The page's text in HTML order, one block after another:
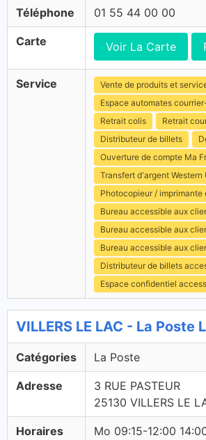
Téléphone 01 55 44 00 00
Carte Voir La Carte
Service
Vente de produits et
Espace automates
Retrait colis
Retrait
Distributeur de billets
Ouverture de compte Ma
Transfert d'argent Western
Photocopieur /
Bureau accessible aux
Bureau accessible aux
Bureau accessible aux
Distributeur de billets
Espace confidentiel
VILLERS LE LAC - La Poste
Catégories La Poste
Adresse
3 RUE PASTEUR
25130 VILLERS LE
Horaires
Mo 09:15-12:00